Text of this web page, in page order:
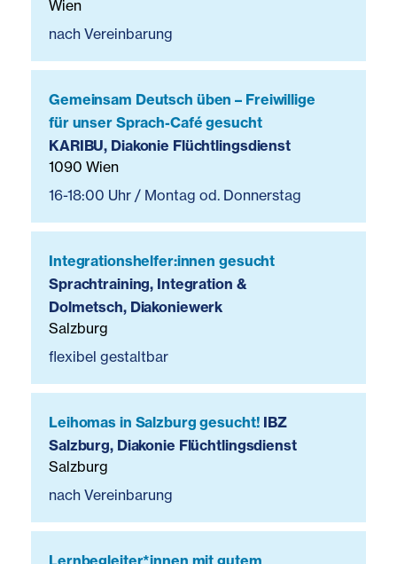
Wien
nach Vereinbarung
Gemeinsam Deutsch üben – Freiwillige
für unser Sprach-Café gesucht
KARIBU, Diakonie Flüchtlingsdienst
1090 Wien
16-18:00 Uhr / Montag od. Donnerstag
Integrationshelfer:innen gesucht
Sprachtraining, Integration &
Dolmetsch, Diakoniewerk
Salzburg
flexibel gestaltbar
Leihomas in Salzburg gesucht! IBZ
Salzburg, Diakonie Flüchtlingsdienst
Salzburg
nach Vereinbarung
Lernbegleiter*innen mit gutem